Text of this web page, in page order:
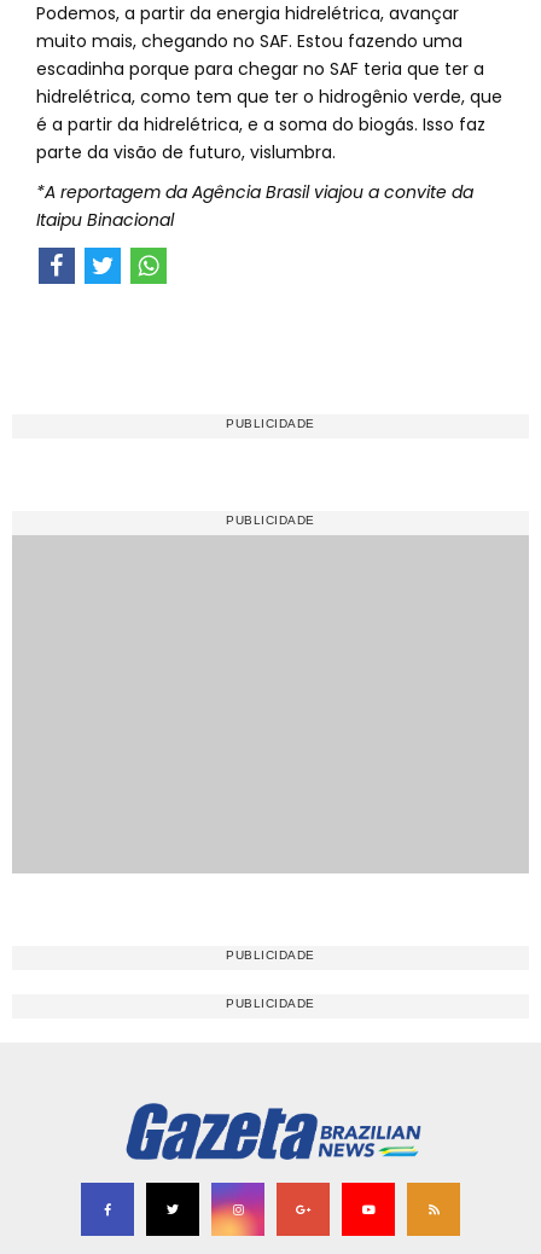
Podemos, a partir da energia hidrelétrica, avançar
muito mais, chegando no SAF. Estou fazendo uma
escadinha porque para chegar no SAF teria que ter a
hidrelétrica, como tem que ter o hidrogênio verde, que
é a partir da hidrelétrica, e a soma do biogás. Isso faz
parte da visão de futuro, vislumbra.
*A reportagem da Agência Brasil viajou a convite da
Itaipu Binacional